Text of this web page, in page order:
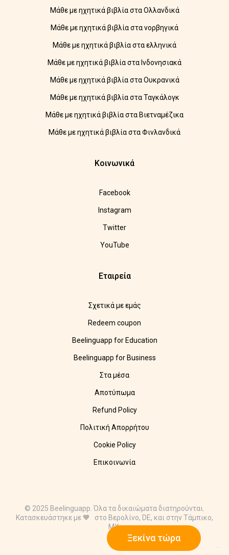
Ξεκίνα τώρα
Μάθε με ηχητικά βιβλία στα Ολλανδικά
Μάθε με ηχητικά βιβλία στα νορβηγικά
Μάθε με ηχητικά βιβλία στα ελληνικά
Μάθε με ηχητικά βιβλία στα Ινδονησιακά
Μάθε με ηχητικά βιβλία στα Ουκρανικά
Μάθε με ηχητικά βιβλία στα Ταγκάλογκ
Μάθε με ηχητικά βιβλία στα Βιετναμέζικα
Μάθε με ηχητικά βιβλία στα Φινλανδικά
Κοινωνικά
Facebook
Instagram
Twitter
YouTube
Εταιρεία
Σχετικά με εμάς
Redeem coupon
Beelinguapp for Education
Beelinguapp for Business
Στα μέσα
Αποτύπωμα
Refund Policy
Πολιτική Απορρήτου
Cookie Policy
Επικοινωνία
© 2025 Beelinguapp. Όλα τα δικαιώματα διατηρούνται.
Κατασκευάστηκε με 🧡 στο Βερολίνο, DE, και στην Τάμπικο,
MX.